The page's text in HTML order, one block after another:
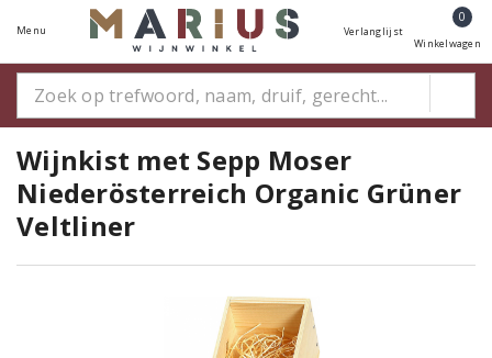
Menu Verlanglijst
0
Winkelwagen
Wijnkist met Sepp Moser
Niederösterreich Organic Grüner
Veltliner